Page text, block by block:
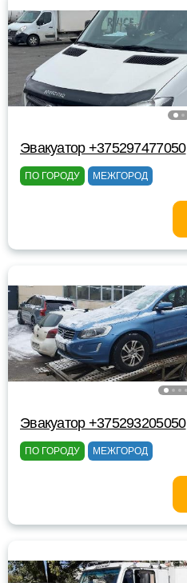
Эвакуатор +375297477050
ПО ГОРОДУ МЕЖГОРОД
Эвакуатор +375293205050
ПО ГОРОДУ МЕЖГОРОД